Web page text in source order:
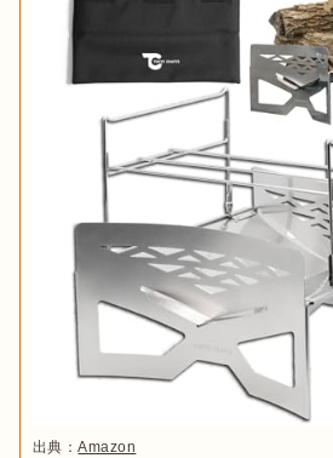
出典：Amazon